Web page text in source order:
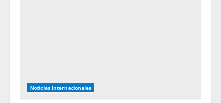
Noticias Internacionales